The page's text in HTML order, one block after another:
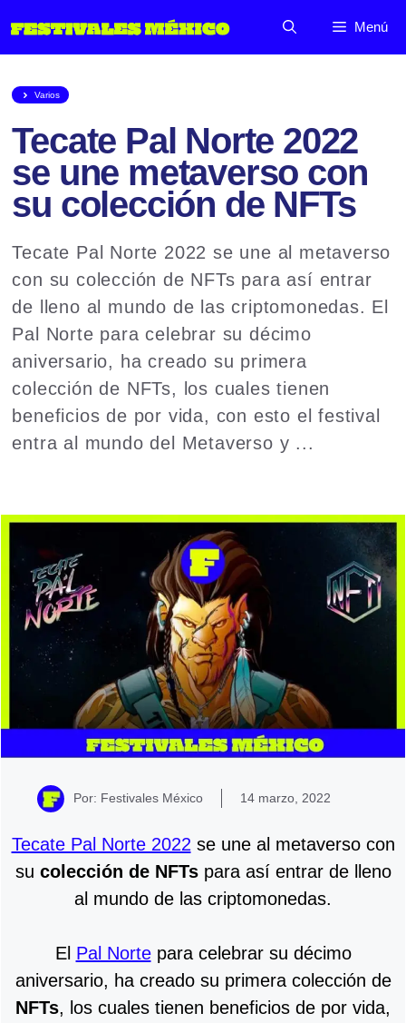
al
Menú
Varios
Tecate Pal Norte 2022
se une metaverso con
su colección de NFTs
Tecate Pal Norte 2022 se une al metaverso
con su colección de NFTs para así entrar
de lleno al mundo de las criptomonedas. El
Pal Norte para celebrar su décimo
aniversario, ha creado su primera
colección de NFTs, los cuales tienen
beneficios de por vida, con esto el festival
entra al mundo del Metaverso y ...
Por: Festivales México 14 marzo, 2022
Tecate Pal Norte 2022 se une al metaverso con
su colección de NFTspara así entrar de lleno
al mundo de las criptomonedas.
El Pal Nortepara celebrar su décimo
aniversario, ha creado su primera colección de
NFTs, los cuales tienen beneficios de por vida,